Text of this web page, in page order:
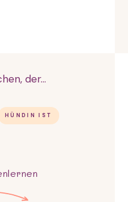
der...
HÜNDIN IST